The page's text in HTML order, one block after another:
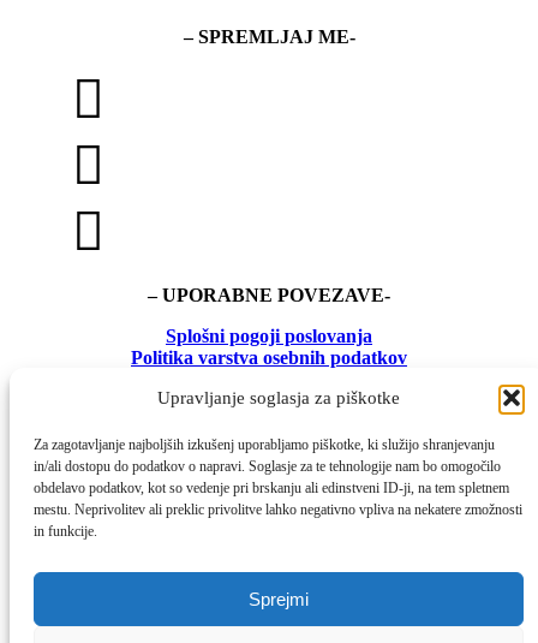
Upravljanje soglasja za piškotke
Za zagotavljanje najboljših izkušenj uporabljamo piškotke, ki služijo shranjevanju
in/ali dostopu do podatkov o napravi. Soglasje za te tehnologije nam bo omogočilo
obdelavo podatkov, kot so vedenje pri brskanju ali edinstveni ID-ji, na tem spletnem
mestu. Neprivolitev ali preklic privolitve lahko negativno vpliva na nekatere zmožnosti
in funkcije.
Sprejmi
– SPREMLJAJ ME-
– UPORABNE POVEZAVE-
Splošni pogoji poslovanja
Politika varstva osebnih podatkov
Ponudba slaščic
Katalog: Poslovna darila & darila za najbližje
Naročila
Naročila
Osebni prevzem in dostava
Odzivi in mnenja
Online tečaji
Novosti